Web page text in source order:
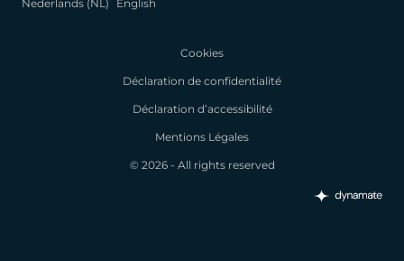
Nederlands (NL)
English
Cookies
Déclaration de confidentialité
Déclaration d’accessibilité
Mentions Légales
© 2026 - All rights reserved